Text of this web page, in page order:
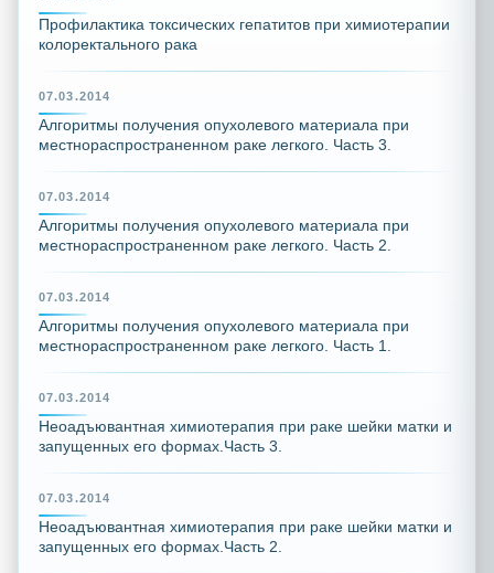
Профилактика токсических гепатитов при химиотерапии
колоректального рака
07.03.2014
Алгоритмы получения опухолевого материала при
местнораспространенном раке легкого. Часть 3.
07.03.2014
Алгоритмы получения опухолевого материала при
местнораспространенном раке легкого. Часть 2.
07.03.2014
Алгоритмы получения опухолевого материала при
местнораспространенном раке легкого. Часть 1.
07.03.2014
Неоадъювантная химиотерапия при раке шейки матки и
запущенных его формах.Часть 3.
07.03.2014
Неоадъювантная химиотерапия при раке шейки матки и
запущенных его формах.Часть 2.